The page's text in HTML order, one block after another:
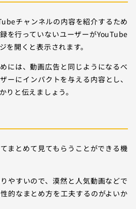
チャンネルの内容を紹介するため
を行っていないユーザーがYouTube
を開くと表示されます。
には、動画広告と同じようになるべ
ーにインパクトを与える内容とし、
りと伝えましょう。
まとめて見てもらうことができる機
やすいので、漠然と人気動画などで
的なまとめ方を工夫するのがよいか